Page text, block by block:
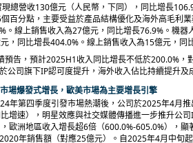
總營收130億元（人民幣，下同），同比增長
百分點，主要受益於產品結構優化及海外高毛利
。線上銷售收入為27億元，同比增長76.9%。機
，同比增長404.0%。線上銷售收入為15億元，同
預告，預計2025H1收入同比增長不低於200.0%
公司旗下IP認可度提升，海外收入佔比持續提升及
場爆發式增長，歐美市場為主要增長引擎
年第四季度引發市場熱潮後，公司於2025年4月
增速），明星效應與社交媒體傳播進一步推升公
，歐洲地區收入增長超6倍（600.0%-605.0%），
年銷售額（對應25億元）。自2025年4月中旬